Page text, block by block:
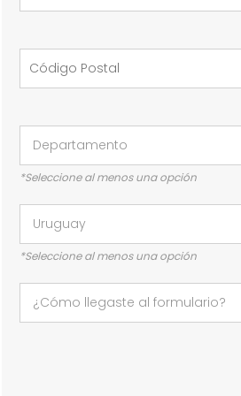
*Seleccione al menos una opción
*Seleccione al menos una opción